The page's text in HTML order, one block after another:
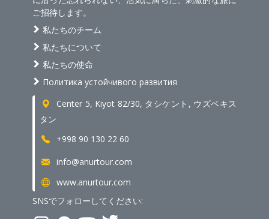
ご招待します。
私たちのチーム
私たちについて
私たちの使命
Политика устойчивого развития
Center 5, Kiyot 82/30, タシケント, ウズベキス
タン
+998 90 130 22 60
info@anurtour.com
www.anurtour.com
SNSでフォローしてください: